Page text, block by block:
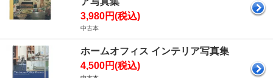
3,980円(税込)
中古本
ホームオフィス インテリア写真集
4,500円(税込)